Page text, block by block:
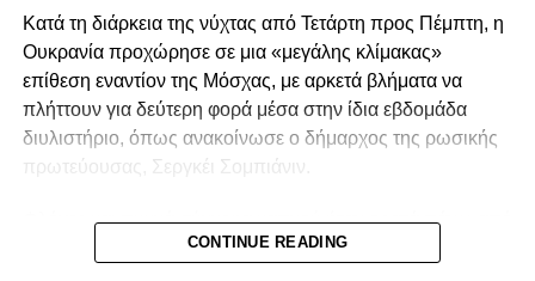
γαλλογερμανικό μεγαλεπήβολο σχέδιο για την ανάπτυξη
ενός μαχητικού αεροσκάφους έκτης γενιάς, το οποίο είχαν
παρουσιάσει το 2017 ο Εμανουέλ Μακρόν και η Άνγκελα
Μέρκελ ως ένα κορυφαίο ευρωπαϊκό αμυντικό εγχείρημα,
κατέληξε επισήμως σε αποτυχία. Το σχέδιο είχε σχεδιαστεί
ως απάντηση στο Brexit και στην άνοδο του Ντόναλντ
ηγετικών στελεχών της Dassault και της Airbus.
Κατά τη διάρκεια της νύχτας από Τετάρτη προς Πέμπτη, η
Ουκρανία προχώρησε σε μια «μεγάλης κλίμακας»
επίθεση εναντίον της Μόσχας, με αρκετά βλήματα να
πλήττουν για δεύτερη φορά μέσα στην ίδια εβδομάδα
διυλιστήριο, όπως ανακοίνωσε ο δήμαρχος της ρωσικής
πρωτεύουσας, Σεργκέι Σομπιάνιν.
Φλόγες και πυκνά σύννεφα καπνού ήταν ορατά πάνω από
τη νοτιοανατολική συνοικία Καπότνια της Μόσχας, όπου
CONTINUE READING